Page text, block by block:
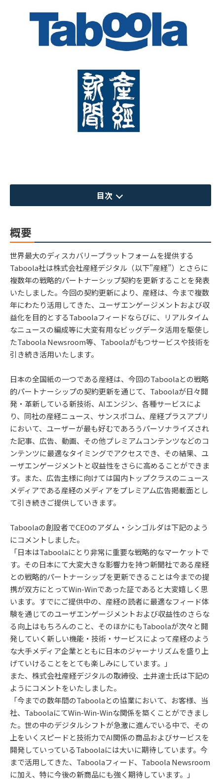
目次
概要
​世界最大のディスカバリープラットフォームを提供する
Taboola社は株式会社産経デジタル（以下”産経”）とさらに
複数年の戦略的パートナーシップ契約を更新することを発表
いたしました。今回の契約更新により、産経は、今まで複数
年にわたり活用してきた、ユーザエンゲージメントおよび収
益化を目的とするTaboolaフィードならびに、リアルタイム
なニュースの編成等に大変有用なビッグデータ活用を駆使し
たTaboola Newsroom等、Taboolaがもつサービスや技術を
引き続き活用いたします。
日本の全国紙の一つである産経は、今回のTaboolaとの戦略
的パートナーシップの契約更新を通じて、Taboolaが日々開
発・革新している新技術、AIエンジン、各種サービスによ
り、同社の産経ニュース、サンスポコム、産経プラスアプリ
において、ユーザーが最も好むであろうパーソナライズされ
た記事、広告、動画、その他プレミアムコンテンツなどのコ
ンテンツに最適なタイミングでアクセスでき、その結果、ユ
ーザエンゲージメントと収益性をさらに高めることができま
す。また、広告主様に向けては国内トップクラスのニュース
メディアである産経のメディアをプレミアム広告掲載面とし
て引き続きご提供していきます。
Taboolaの創設者でCEOのアダム・シンゴルダは下記のよう
にコメントしました。
「日本はTaboolaにとり非常に重要な戦略的なマーケットで
す。その日本にて大変大きな影響力を持つ新聞社である産経
との戦略的パートナーシップを更新できることは今までの提
携が双方にとってWin-Winであった証であると大変嬉しく思
います。すでにご提供中の、産経の読者に最適なフィード体
験を通じてのユーザエンゲージメントおよび収益性のさらな
る向上はもちろんのこと、そのほかにもTaboolaが次々と開
発していく新しい機能・技術・サービスによって産経のよう
な大手メディア企業とともに日本のジャーナリズムを盛り上
げていけることをとても楽しみにしています。」
また、株式会社産経デジタルの取締役、土井達士氏は下記の
ようにコメントをいたしました。
「今までの数年間のTaboolaとの協業において、お客様、当
社、TaboolaにてWin-Win-Winな関係を築くことができまし
た。世の中のデジタルシフトが急激に進んでいる中で、その
上をいくスピードと技術力でAI関係の商品およびサービスを
開発していっているTaboolaには大いに期待しています。今
まで活用してきた、Taboolaフィード、Taboola Newsroom
に加え、特に今後の新商品にも強く期待しています。」